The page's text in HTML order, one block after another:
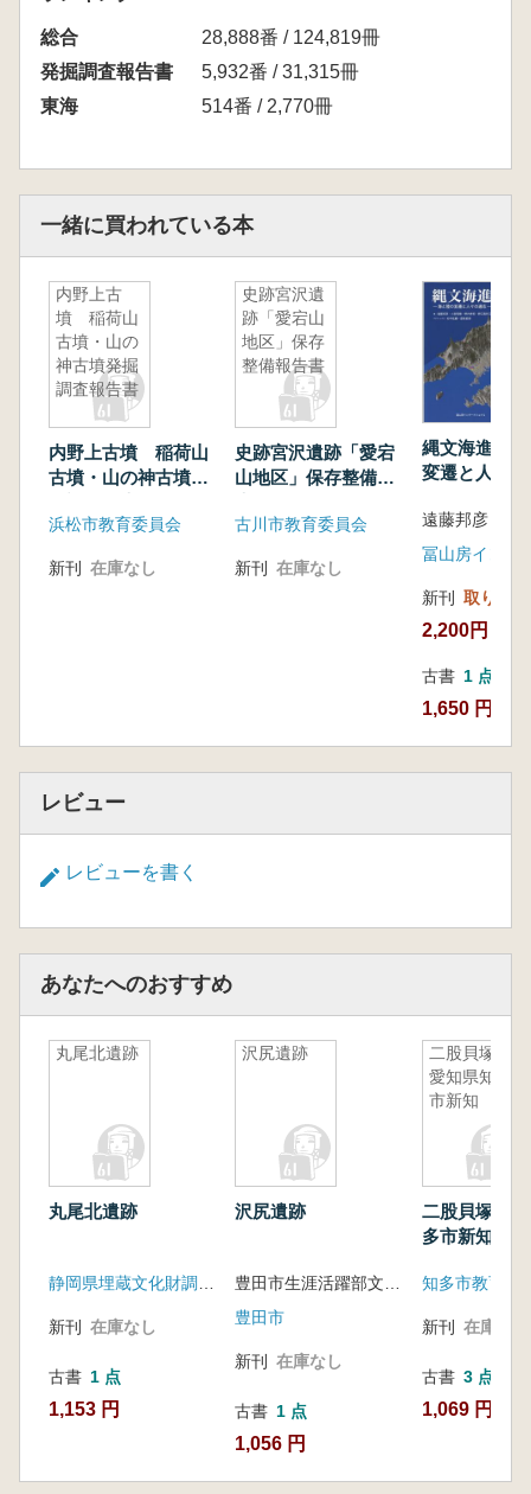
総合
28,888番 / 124,819冊
発掘調査報告書
5,932番 / 31,315冊
東海
514番 / 2,770冊
一緒に買われている本
内野上古
墳 稲荷山
古墳・山の
神古墳発掘
調査報告書
内野上古墳 稲荷山
古墳・山の神古墳発
浜松市教育委員会
新刊 在庫なし
史跡宮沢遺
跡「愛宕山
地区」保存
整備報告書
史跡宮沢遺跡「愛宕
山地区」保存整備報
古川市教育委員会
新刊 在庫なし
縄文海進 : 海
変遷と人々
新刊 取り寄せ
2,200円
古書 1 点
1,650 円
レビュー
レビューを書く
あなたへのおすすめ
丸尾北遺跡
丸尾北遺跡
新刊 在庫なし
古書 1 点
1,153 円
沢尻遺跡
沢尻遺跡
豊田市
新刊 在庫なし
古書 1 点
1,056 円
二股貝塚
愛知県知多
市新知
二股貝塚 愛
多市新知
知多市教育委
新刊 在庫なし
古書 3 点
1,069 円~